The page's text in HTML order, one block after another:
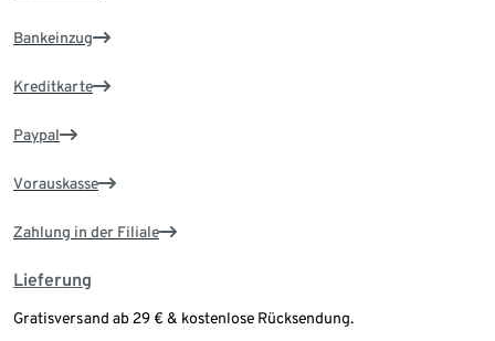
Bankeinzug
Kreditkarte
Paypal
Vorauskasse
Zahlung in der Filiale
Lieferung
Gratisversand ab 29 € & kostenlose Rücksendung.